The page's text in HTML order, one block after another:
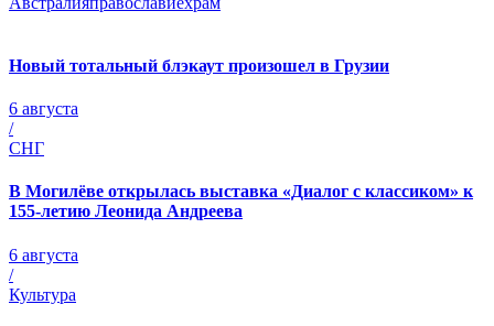
Новый тотальный блэкаут произошел в Грузии
6 августа
/
СНГ
В Могилёве открылась выставка «Диалог с классиком» к
155-летию Леонида Андреева
6 августа
/
Культура